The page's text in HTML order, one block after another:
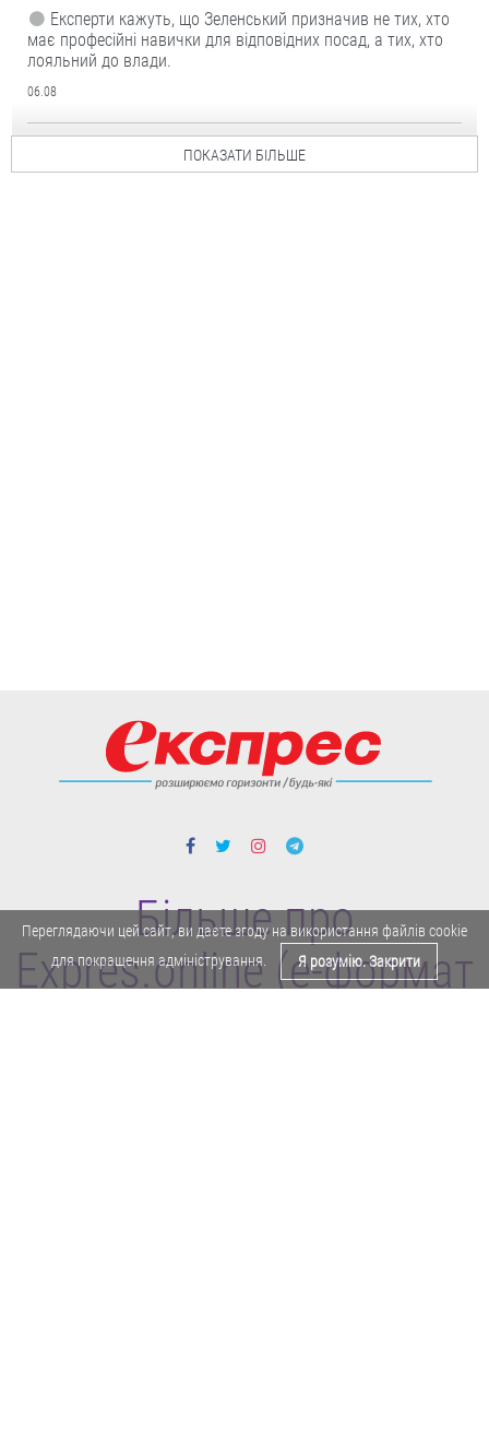
Експерти кажуть, що Зеленський призначив не тих, хто
має професійні навички для відповідних посад, а тих, хто
лояльний до влади.
06.08
ПОКАЗАТИ БІЛЬШЕ
Більше про
Expres.online (e-формат
Переглядаючи цей сайт, ви даєте згоду на використання файлів cookie
для покращення адміністрування.
Я розумію. Закрити